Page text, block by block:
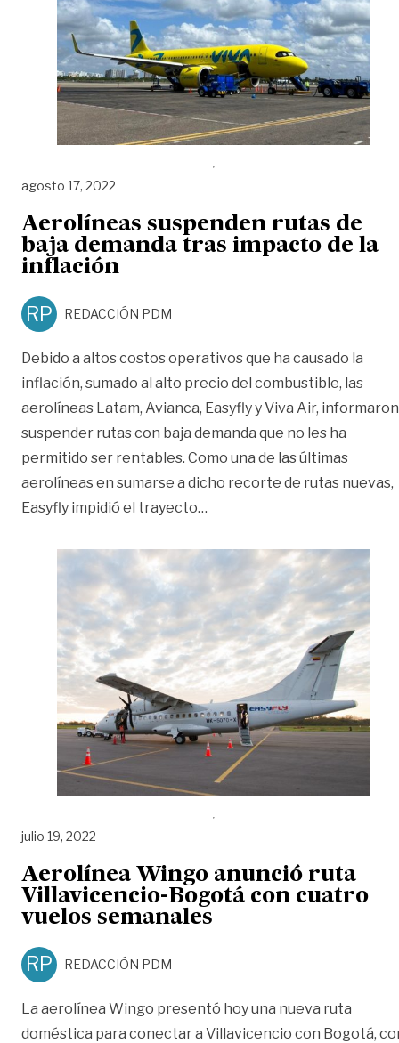
agosto 17, 2022
Aerolíneas suspenden rutas de
baja demanda tras impacto de la
inflación
RP REDACCIÓN PDM
Debido a altos costos operativos que ha causado la
inflación, sumado al alto precio del combustible, las
aerolíneas Latam, Avianca, Easyfly y Viva Air, informaron
suspender rutas con baja demanda que no les ha
permitido ser rentables. Como una de las últimas
aerolíneas en sumarse a dicho recorte de rutas nuevas,
Easyfly impidió el trayecto…
julio 19, 2022
Aerolínea Wingo anunció ruta
Villavicencio-Bogotá con cuatro
vuelos semanales
RP REDACCIÓN PDM
La aerolínea Wingo presentó hoy una nueva ruta
doméstica para conectar a Villavicencio con Bogotá,